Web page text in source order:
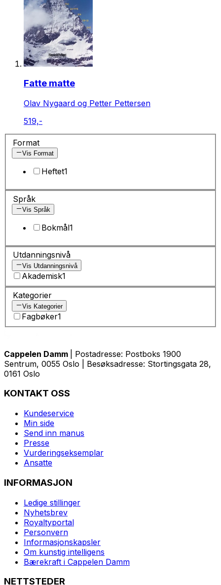
Fatte matte
Olav Nygaard og Petter Pettersen
519,-
Format
Vis Format
Heftet1
Språk
Vis Språk
Bokmål1
Utdanningsnivå
Vis Utdanningsnivå
Akademisk1
Kategorier
Vis Kategorier
Fagbøker1
Cappelen Damm
| Postadresse: Postboks 1900
Sentrum, 0055 Oslo | Besøksadresse: Stortingsgata 28,
0161 Oslo
KONTAKT OSS
Kundeservice
Min side
Send inn manus
Presse
Vurderingseksemplar
Ansatte
INFORMASJON
Ledige stillinger
Nyhetsbrev
Royaltyportal
Personvern
Informasjonskapsler
Om kunstig intelligens
Bærekraft i Cappelen Damm
NETTSTEDER